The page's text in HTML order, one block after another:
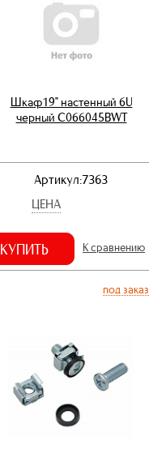
Шкаф19" настенный 6U
черный C066045BWT
Артикул:7363
ЦЕНА
КУПИТЬ К сравнению
под заказ